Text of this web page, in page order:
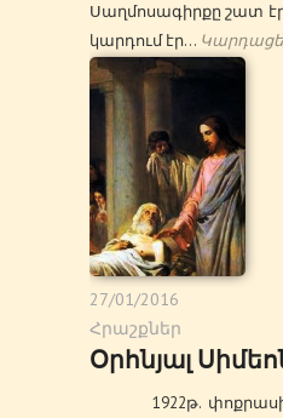
Սաղմոսագիրքը շատ
կարդում էր…
27/01/2016
Հրաշքներ
Օրհնյալ
1922թ.